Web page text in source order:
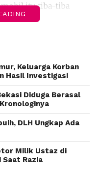
mobil itu tiba-tiba
sama pedagang
itu dalam
barang
dan terpental
Keluarga Korban
Hasil Investigasi
Diduga Berasal
DLH Ungkap Ada
Milik Ustaz di
Razia